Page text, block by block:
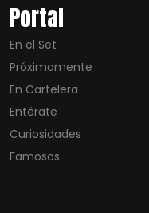
Portal
En el Set
Próximamente
En Cartelera
Entérate
Curiosidades
Famosos